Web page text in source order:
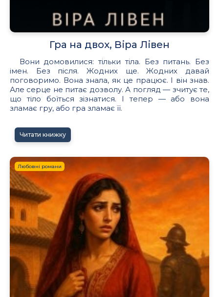
Гра на двох, Віра Лівен
Вони домовилися: тільки тіла. Без питань. Без
імен. Без після. Жодних ще. Жодних давай
поговоримо. Вона знала, як це працює. І він знав.
Але серце не питає дозволу. А погляд — зчитує те,
що тіло боїться зізнатися. І тепер — або вона
зламає гру, або гра зламає її.
Читати книжку
Любовні романи